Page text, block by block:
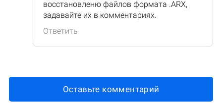
восстановленю файлов формата .ARX,
задавайте их в комментариях.
Ответить
Оставьте комментарий